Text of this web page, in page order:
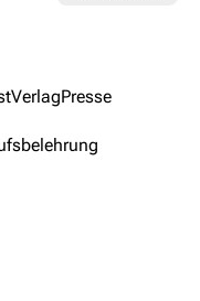
VerlagPresse